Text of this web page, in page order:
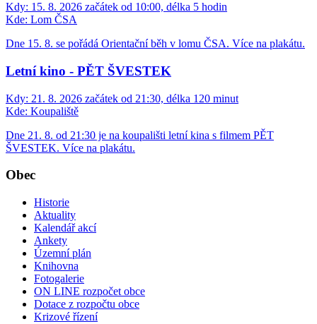
Kdy: 15. 8. 2026 začátek od 10:00, délka 5 hodin
Kde: Lom ČSA
Dne 15. 8. se pořádá Orientační běh v lomu ČSA. Více na plakátu.
Letní kino - PĚT ŠVESTEK
Kdy: 21. 8. 2026 začátek od 21:30, délka 120 minut
Kde: Koupaliště
Dne 21. 8. od 21:30 je na koupališti letní kina s filmem PĚT
ŠVESTEK. Více na plakátu.
Obec
Historie
Aktuality
Kalendář akcí
Ankety
Územní plán
Knihovna
Fotogalerie
ON LINE rozpočet obce
Dotace z rozpočtu obce
Krizové řízení